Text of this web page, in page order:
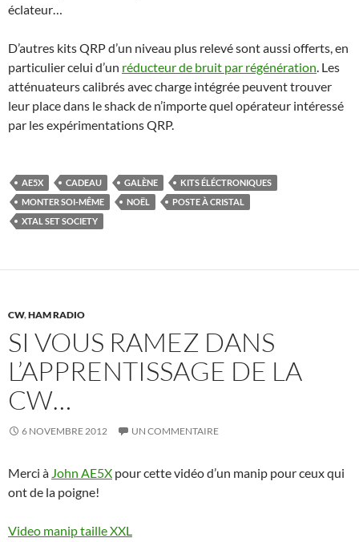
éclateur…
D’autres kits QRP d’un niveau plus relevé sont aussi offerts, en
particulier celui d’un réducteur de bruit par régénération . Les
atténuateurs calibrés avec charge intégrée peuvent trouver
leur place dans le shack de n’importe quel opérateur intéressé
par les expérimentations QRP.
AE5X CADEAU GALÈNE
KITS ÉLÉCTRONIQUES
MONTER SOI-MÊME
NOËL
POSTE À CRISTAL
XTAL SET SOCIETY
CW,HAM RADIO
SI VOUS RAMEZ DANS
L’APPRENTISSAGE DE LA
CW…
6 NOVEMBRE 2012 UN COMMENTAIRE
Merci à John AE5X pour cette vidéo d’un manip pour ceux qui
ont de la poigne!
Video manip taille XXL